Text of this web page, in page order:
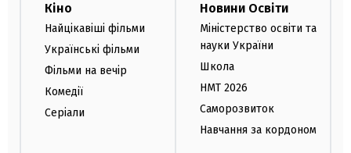
Кіно
Найцікавіші фільми
Українські фільми
Фільми на вечір
Комедії
Серіали
Новини Освіти
Міністерство освіти та
науки України
Школа
НМТ 2026
Саморозвиток
Навчання за кордоном